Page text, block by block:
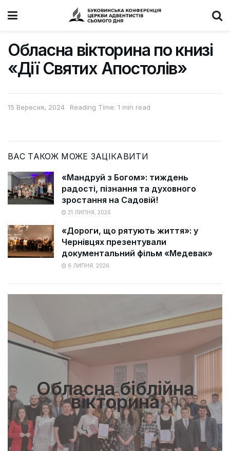
Обласна вікторина по книзі
«Дії Святих Апостолів»
15 Вересня, 2024 Reading Time: 1 min read
ВАС ТАКОЖ МОЖЕ ЗАЦІКАВИТИ
«Мандруй з Богом»: тиждень
радості, пізнання та духовного
зростання на Садовій!
21 ЛИПНЯ, 2026
«Дороги, що рятують життя»: у
Чернівцях презентували
документальний фільм «Медевак»
6 ЛИПНЯ, 2026
Обласна біблійна
вікторина